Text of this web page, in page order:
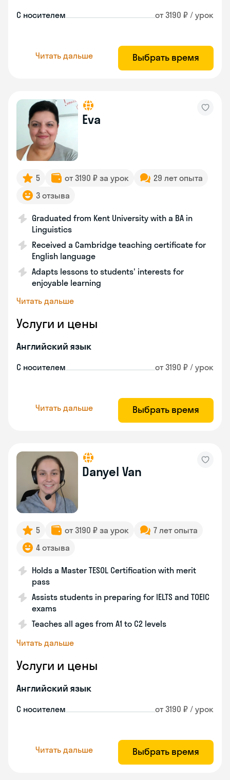
С носителем от 3190 ₽ / урок
Читать дальше Выбрать время
Eva
5 от 3190 ₽ за урок
29 лет опыта
3 отзыва
Graduated from Kent University with a BA in
Linguistics
Received a Cambridge teaching certificate for
English language
Adapts lessons to students' interests for
enjoyable learning
Читать дальше
Услуги и цены
Английский язык
С носителем от 3190 ₽ / урок
Читать дальше Выбрать время
Danyel Van
5 от 3190 ₽ за урок
7 лет опыта
4 отзыва
Holds a Master TESOL Certification with merit
pass
Assists students in preparing for IELTS and TOEIC
exams
Teaches all ages from A1 to C2 levels
Читать дальше
Услуги и цены
Английский язык
С носителем от 3190 ₽ / урок
Читать дальше Выбрать время